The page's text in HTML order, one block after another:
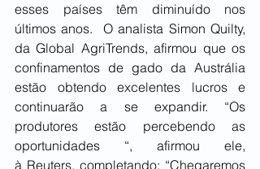
esses países têm diminuído nos
últimos anos.  O analista Simon Quilty,
da Global AgriTrends, afirmou que os
confinamentos de gado da Austrália
estão obtendo excelentes lucros e
continuarão a se expandir. “Os
produtores estão percebendo as
oportunidades “, afirmou ele,
à Reuters, completando: “Chegaremos